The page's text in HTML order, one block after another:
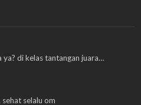
ya? di kelas tantangan juara…
selalu om